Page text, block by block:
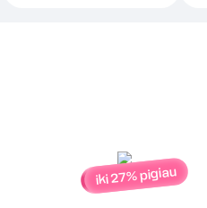
Padažas BBQ
iki 27% pigiau